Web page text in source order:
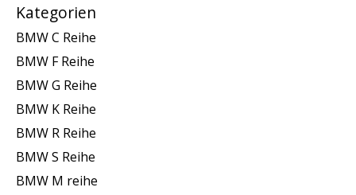
Kategorien
BMW C Reihe
BMW F Reihe
BMW G Reihe
BMW K Reihe
BMW R Reihe
BMW S Reihe
BMW M reihe